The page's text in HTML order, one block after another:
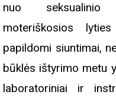
nuo seksualinio
moteriškosios
papildomi siuntimai,
būklės ištyrimo metu
laboratoriniai ir